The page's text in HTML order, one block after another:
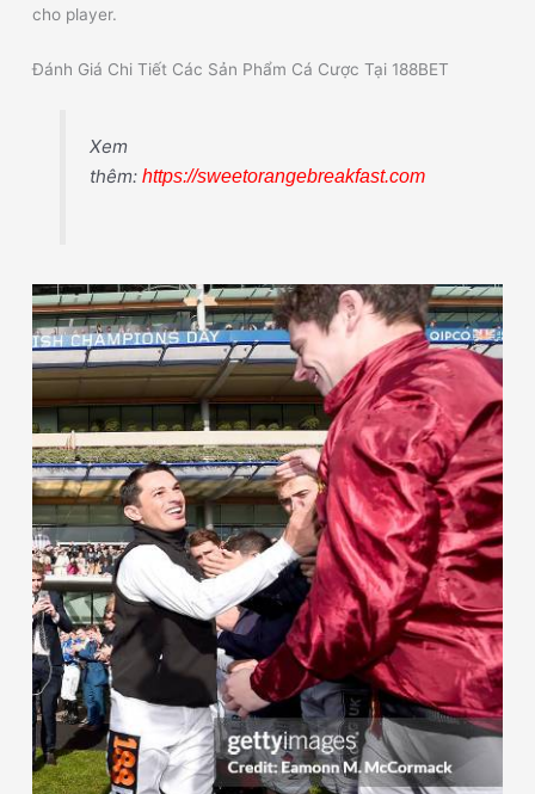
cho player.
Đánh Giá Chi Tiết Các Sản Phẩm Cá Cược Tại 188BET
Xem
thêm: https://sweetorangebreakfast.com